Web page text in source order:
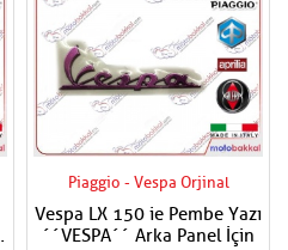
Piaggio - Vespa Orjinal
Vespa LX 150 ie Pembe Yazı
´´VESPA´´ Arka Panel İçin